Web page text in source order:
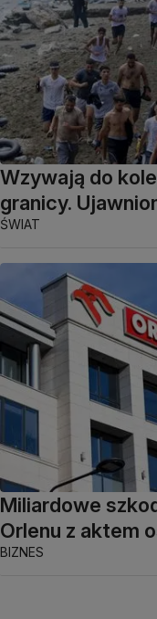
Wzywają do
granicy.
ŚWIAT
Miliardowe
Orlenu z aktem
BIZNES